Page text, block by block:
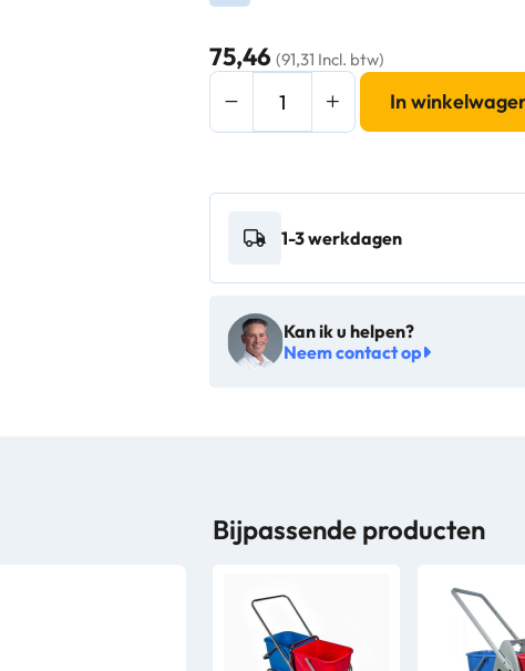
75,46(91,31 Incl. btw)
In
1-3 werkdagen
Kan ik u helpen?
Neem contact op
Bijpassende producten